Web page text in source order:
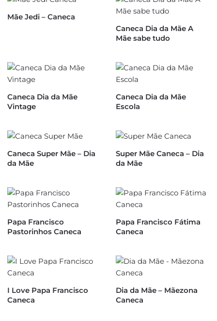
Mãe Jedi – Caneca
Caneca Dia da Mãe A
Mãe sabe tudo
Caneca Dia da Mãe
Vintage
Caneca Dia da Mãe
Escola
Caneca Super Mãe – Dia
da Mãe
Super Mãe Caneca – Dia
da Mãe
Papa Francisco
Pastorinhos Caneca
Papa Francisco Fátima
Caneca
I Love Papa Francisco
Caneca
Dia da Mãe – Mãezona
Caneca